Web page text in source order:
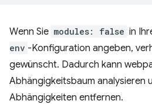
Wenn Sie modules: false in
env -Konfiguration angeben,
gewünscht. Dadurch kann
Abhängigkeitsbaum analysieren
Abhängigkeiten entfernen.